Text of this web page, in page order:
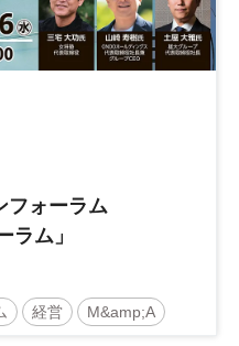
フォーラム
ラム」
経営 M&amp;A